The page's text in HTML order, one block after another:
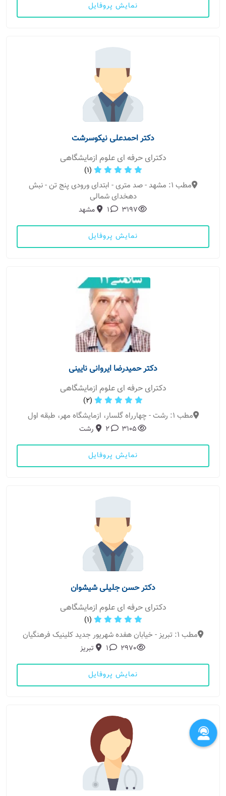
نمایش پروفایل
دکتر احمدعلی نیکوسرشت
دکترای حرفه ای علوم ازمایشگاهی
(1)
مطب 1: مشهد - صد متری - ابتدای ورودی پنج تن - نبش
دهخدای شمالی
3197
1 مشهد
نمایش پروفایل
دکتر حمیدرضا ایروانی نایینی
دکترای حرفه ای علوم ازمایشگاهی
(2)
مطب 1: رشت - چهارراه گلسار، ازمایشگاه مهر، طبقه اول
3105
2 رشت
نمایش پروفایل
دکتر حسن جلیلی شیشوان
دکترای حرفه ای علوم ازمایشگاهی
(1)
مطب 1: تبریز - خیابان هفده شهریور جدید کلینیک فرهنگیان
2970
1 تبریز
نمایش پروفایل